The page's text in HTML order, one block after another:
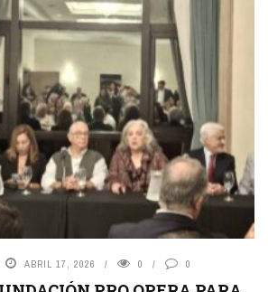
ABRIL 17, 2026 0 0